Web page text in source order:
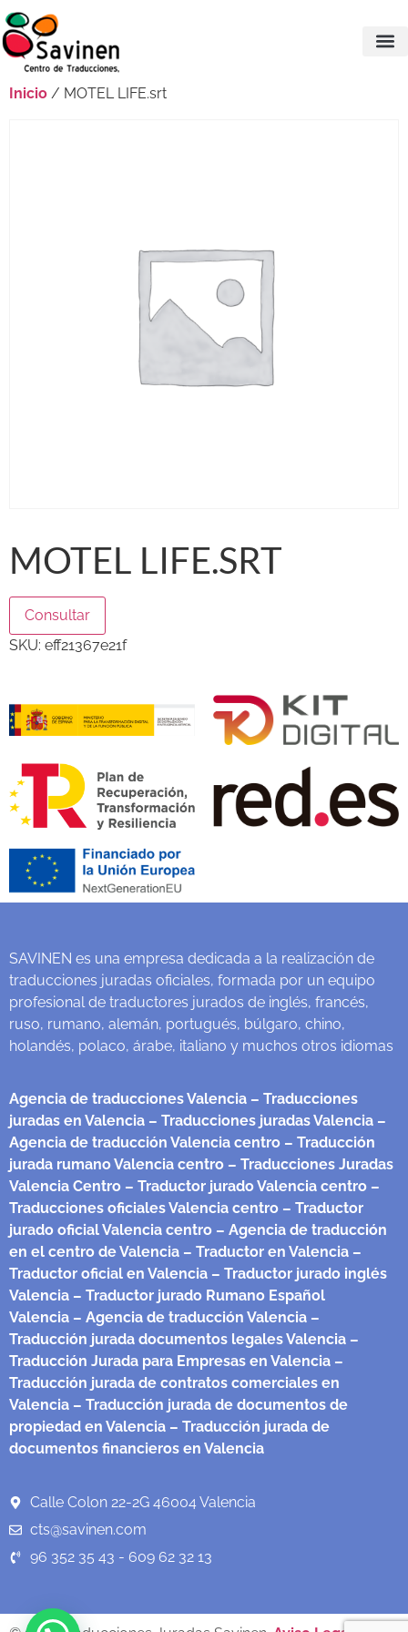
Inicio / MOTEL LIFE.srt
MOTEL LIFE.SRT
Consultar
SKU: eff21367e21f
SAVINEN es una empresa dedicada a la realización de
traducciones juradas oficiales, formada por un equipo
profesional de traductores jurados de inglés, francés,
ruso, rumano, alemán, portugués, búlgaro, chino,
holandés, polaco, árabe, italiano y muchos otros idiomas
Agencia de traducciones Valencia – Traducciones
juradas en Valencia – Traducciones juradas Valencia –
Agencia de traducción Valencia centro – Traducción
jurada rumano Valencia centro – Traducciones Juradas
Valencia Centro – Traductor jurado Valencia centro –
Traducciones oficiales Valencia centro – Traductor
jurado oficial Valencia centro – Agencia de traducción
en el centro de Valencia – Traductor en Valencia –
Traductor oficial en Valencia – Traductor jurado inglés
Valencia – Traductor jurado Rumano Español
Valencia – Agencia de traducción Valencia –
Traducción jurada documentos legales Valencia –
Traducción Jurada para Empresas en Valencia –
Traducción jurada de contratos comerciales en
Valencia – Traducción jurada de documentos de
propiedad en Valencia – Traducción jurada de
documentos financieros en Valencia
Calle Colon 22-2G 46004 Valencia
cts@savinen.com
96 352 35 43 - 609 62 32 13